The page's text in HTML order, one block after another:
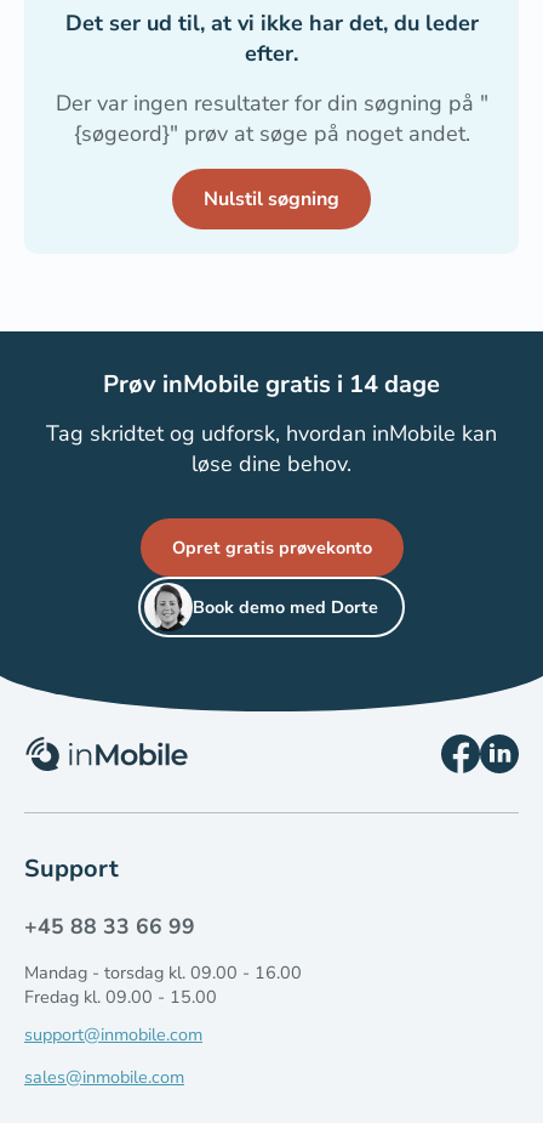
Det ser ud til, at vi ikke har det, du leder
efter.
Der var ingen resultater for din søgning på "
{søgeord}" prøv at søge på noget andet.
Nulstil søgning
Prøv inMobile gratis i 14 dage
Tag skridtet og udforsk, hvordan inMobile kan
løse dine behov.
Opret gratis prøvekonto
Book demo med Dorte
Support
+45 88 33 66 99
Mandag - torsdag kl. 09.00 - 16.00
Fredag kl. 09.00 - 15.00
support@inmobile.com
sales@inmobile.com